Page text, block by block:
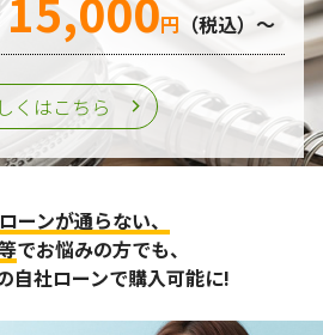
意を得た場合または法令の定めがあ
提供することはいたしません。
えいなどに対する予防ならびに是正
策を講じます。
する法令およびその他の規範を遵守
に基づく個人情報保護規程や体制を
見直し、改善に努めます。
円 （税込）～
くはこちら
ローンが通らない、
でお悩みの方でも、
自社ローンで購入可能に!